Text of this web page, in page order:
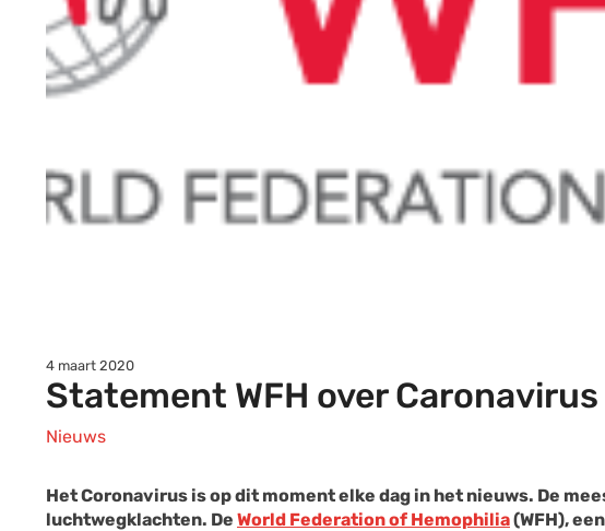
4 maart 2020
Statement WFH over Caronavirus
Nieuws
Het Coronavirus is op dit moment elke dag in het nieuws. De
luchtwegklachten. De World Federation of Hemophilia(WFH),